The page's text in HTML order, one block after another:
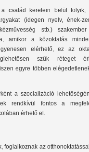
család keretein belül folyik,
(idegen nyelv, ének-
stb.)
amikor a közoktatás
elérhető, ez az
szűk réteget
egyre többen
a szocializáció
rendkívül fontos a
érhető el.
foglalkoznak az